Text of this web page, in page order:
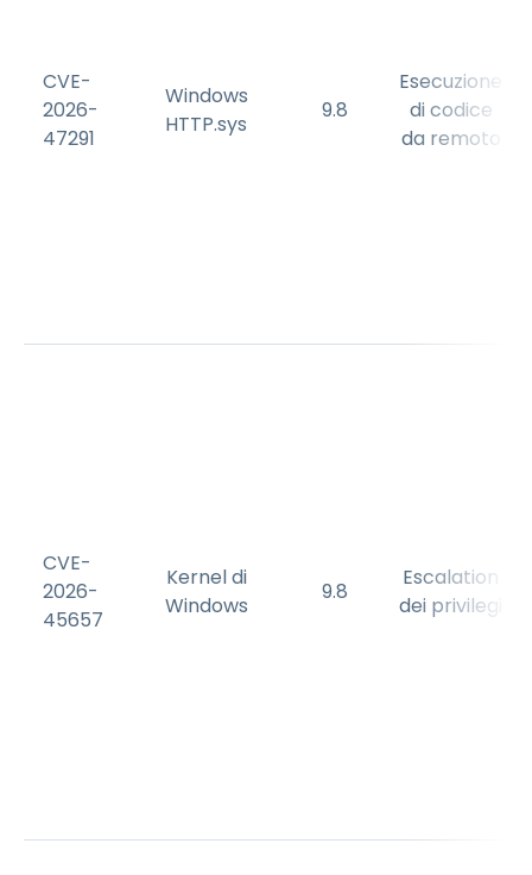
CVE-
2026-
47291
Windows
HTTP.sys
9.8
Esecuzione
di codice
da remoto
CVE-
2026-
45657
Kernel di
Windows
9.8
Escalation
dei privilegi